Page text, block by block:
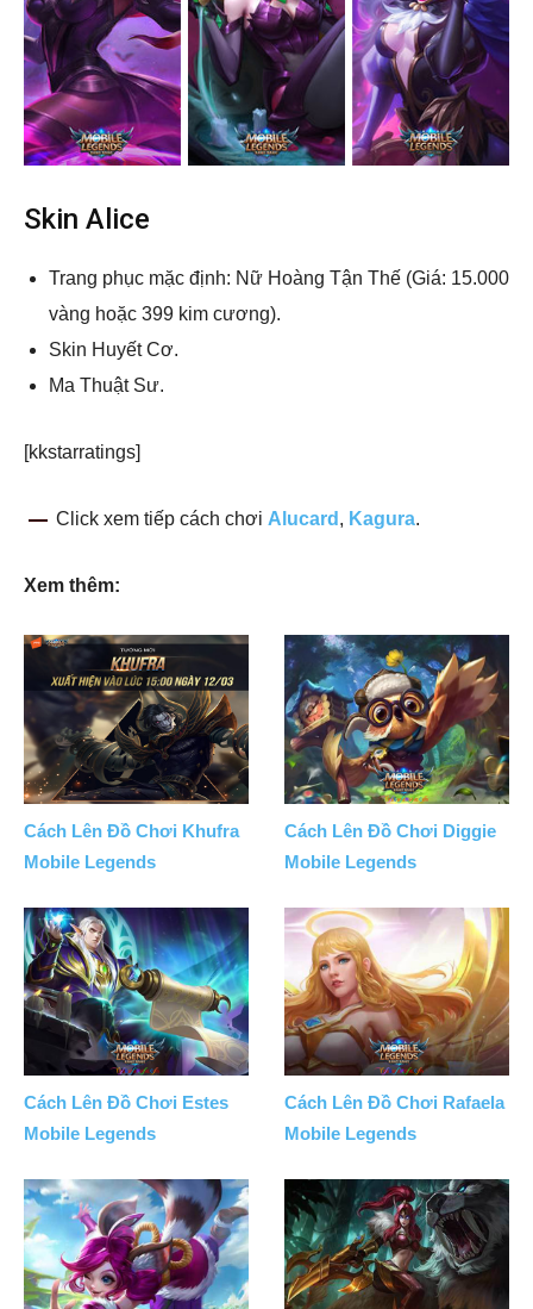
Skin Alice
Trang phục mặc định: Nữ Hoàng Tận Thế (Giá: 15.000
vàng hoặc 399 kim cương).
Skin Huyết Cơ.
Ma Thuật Sư.
[kkstarratings]
Click xem tiếp cách chơi Alucard , Kagura.
Xem thêm:
Cách Lên Đồ Chơi Khufra
Mobile Legends
Cách Lên Đồ Chơi Diggie
Mobile Legends
Cách Lên Đồ Chơi Estes
Mobile Legends
Cách Lên Đồ Chơi Rafaela
Mobile Legends